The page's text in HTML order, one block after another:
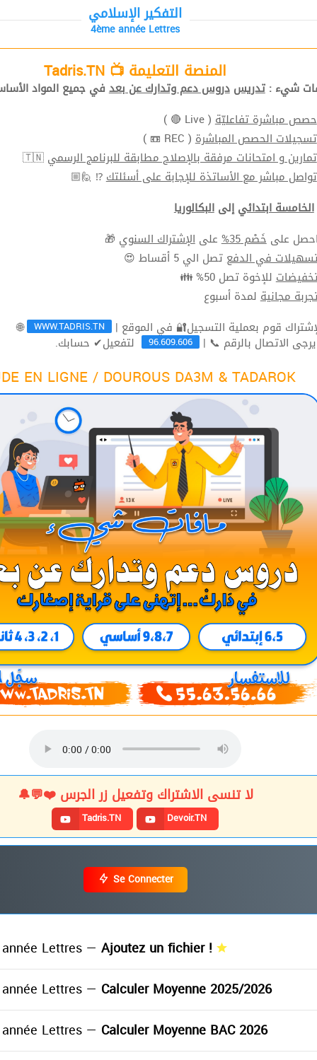
التفكير الإسلامي
4ème année Lettres
المنصة التعليمة 📺 Tadris.TN
شيء :تدريس دروس دعم وتدارك عن بعدفي جميع المواد
حصص مباشرة تفاعليّة( Live 🔴 )
تسجيلات الحصص المباشرة( REC 📼 )
تمارين و امتحانات مرفقة بالإصلاح مطابقة للبرنامج الرسمي 🇹🇳
تواصل مباشر مع الأساتذة للإجابة على أسئلتك⁉ 🙋🏼
الخامسة ابتدائيإلىالبكالوريا
علىخَصْم 35% علىالإشتراك السنوي 🎁
في الدفعتصل الي 5 أقساط 😍
للإخوة تصل 50% 👪
مجانيةلمدة أسبوع
WWW.TADRIS.TN
🌐
الاتصال بالرقم 📞 | 96.609.606 لتفعيل✔ حسابك.
EN LIGNE / DOUROUS DA3M & TADAROK
لا تنسى الاشتراك وتفعيل زر الجرس ❤️💬🔔
Tadris.TN Devoir.TN
Se Connecter
Lettres — Ajoutez un fichier !
Lettres — Calculer Moyenne 2025/2026
Lettres — Calculer Moyenne BAC 2026